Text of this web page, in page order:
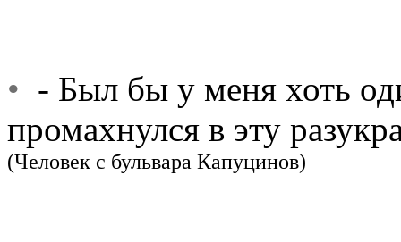
• - Был бы у меня хоть
промахнулся в эту
(Человек с бульвара Капуцинов)